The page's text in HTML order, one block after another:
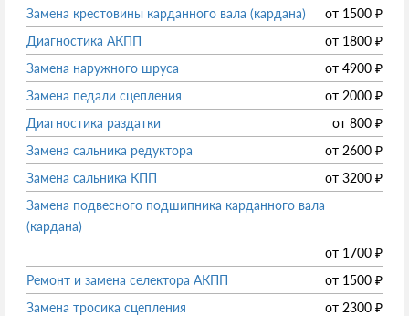
Замена крестовины карданного вала (кардана)
от 1500 ₽
Диагностика АКПП
от 1800 ₽
Замена наружного шруса
от 4900 ₽
Замена педали сцепления
от 2000 ₽
Диагностика раздатки
от 800 ₽
Замена сальника редуктора
от 2600 ₽
Замена сальника КПП
от 3200 ₽
Замена подвесного подшипника карданного вала
(кардана)
от 1700 ₽
Ремонт и замена селектора АКПП
от 1500 ₽
Замена тросика сцепления
от 2300 ₽